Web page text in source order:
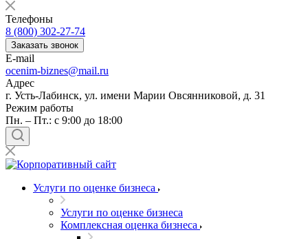
Телефоны
8 (800) 302-27-74
Заказать звонок
E-mail
ocenim-biznes@mail.ru
Адрес
г. Усть-Лабинск, ул. имени Марии Овсянниковой, д. 31
Режим работы
Пн. – Пт.: с 9:00 до 18:00
Услуги по оценке бизнеса
Услуги по оценке бизнеса
Комплексная оценка бизнеса
Белая Калитва
Березники